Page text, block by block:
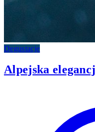
Degustacje
Alpejska